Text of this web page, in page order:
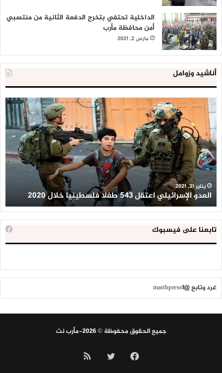
الداخلية تحتفي بتخرج الدفعة الثانية من منتسبي
أمن محافظة مأرب
مارس 2, 2021
أناشيد وزوامل
العدو
الإسرائيلي
اعتقل
543
طفلا
فلسطينيا
خلال
2020
يناير 31, 2021
العدو الإسرائيلي اعتقل 543 طفلا فلسطينيا خلال 2020
تابعنا على فيسبوك
غرد وتابع @maribpress1
جميع الحقوق محفوظة © 2026-مأرب نت
فيسبوك تويتر ملخص